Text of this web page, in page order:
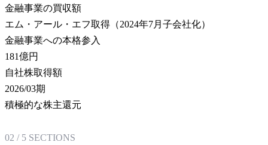
金融事業の買収額
エム・アール・エフ取得（2024年7月子会社化）
金融事業への本格参入
181億円
自社株取得額
2026/03期
積極的な株主還元
02 / 5 SECTIONS